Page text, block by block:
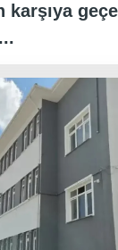
karşıya